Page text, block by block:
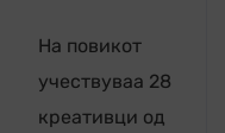
На повикот
учествуваа 28
креативци од